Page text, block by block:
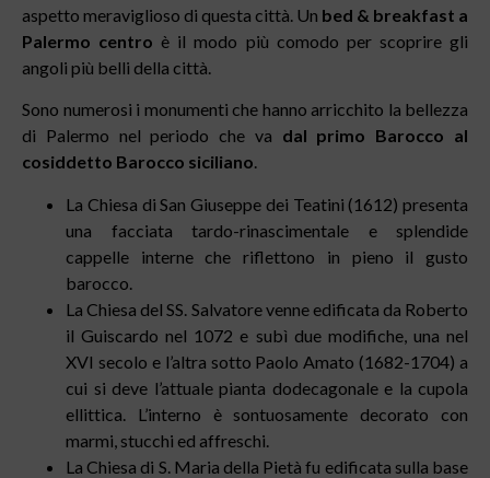
aspetto meraviglioso di questa città. Un bed & breakfast a
Palermo centro è il modo più comodo per scoprire gli
angoli più belli della città.
Sono numerosi i monumenti che hanno arricchito la bellezza
di Palermo nel periodo che va dal primo Barocco al
cosiddetto Barocco siciliano.
La Chiesa di San Giuseppe dei Teatini (1612) presenta
una facciata tardo-rinascimentale e splendide
cappelle interne che riflettono in pieno il gusto
barocco.
La Chiesa del SS. Salvatore venne edificata da Roberto
il Guiscardo nel 1072 e subì due modifiche, una nel
XVI secolo e l’altra sotto Paolo Amato (1682-1704) a
cui si deve l’attuale pianta dodecagonale e la cupola
ellittica. L’interno è sontuosamente decorato con
marmi, stucchi ed affreschi.
La Chiesa di S. Maria della Pietà fu edificata sulla base